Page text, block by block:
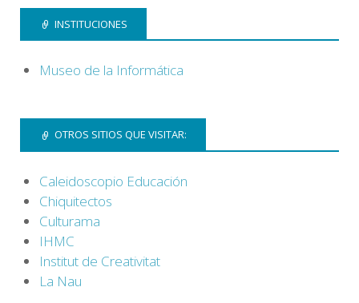
INSTITUCIONES
Museo de la Informática
OTROS SITIOS QUE VISITAR:
Caleidoscopio Educación
Chiquitectos
Culturama
IHMC
Institut de Creativitat
La Nau